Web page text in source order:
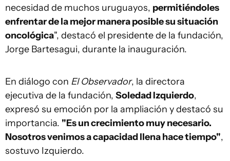
necesidad de muchos uruguayos, permitiéndoles
enfrentar de la mejor manera posible su situación
oncológica", destacó el presidente de la fundación,
Jorge Bartesagui, durante la inauguración.
En diálogo con El Observador, la directora
ejecutiva de la fundación, Soledad Izquierdo,
expresó su emoción por la ampliación y destacó su
importancia. "Es un crecimiento muy necesario.
Nosotros venimos a capacidad llena hace tiempo",
sostuvo Izquierdo.